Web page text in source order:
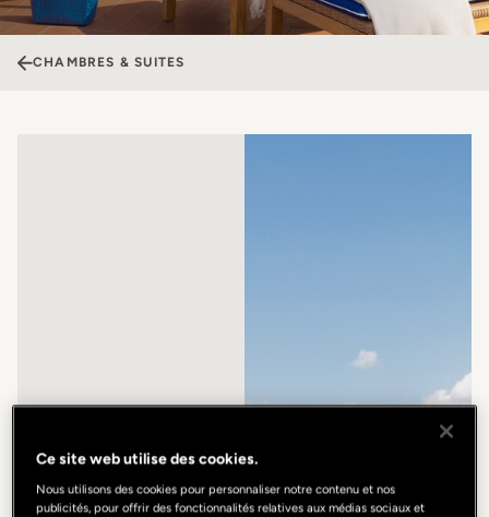
CHAMBRES & SUITES
Ce site web utilise des cookies.
Nous utilisons des cookies pour personnaliser notre contenu et nos
publicités, pour offrir des fonctionnalités relatives aux médias sociaux et